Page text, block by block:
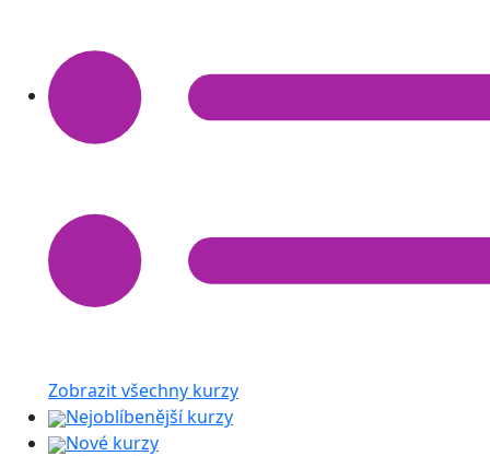
Zobrazit všechny kurzy
Nejoblíbenější kurzy
Nové kurzy